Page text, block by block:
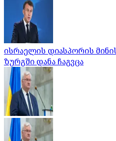
ისრაელის დიასპორის
ზურგში დანა ჩაგვცა